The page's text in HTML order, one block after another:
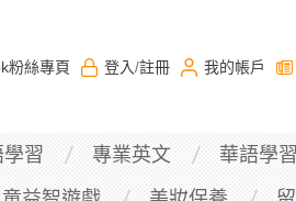
粉絲專頁 登入 /註冊 我的帳戶
習 專業英文 華語學習